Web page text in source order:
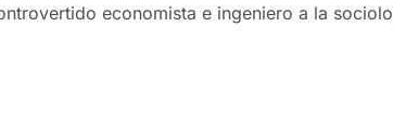
economista e ingeniero a la